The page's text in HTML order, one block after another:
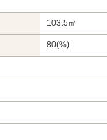
103.5㎡
80(%)